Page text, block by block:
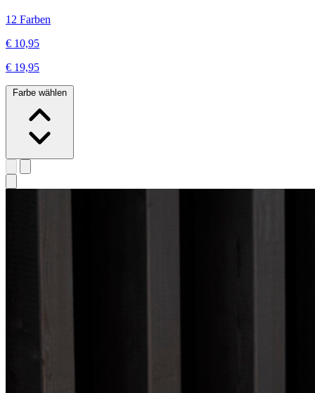
12 Farben
€ 10,95
€ 19,95
Farbe wählen